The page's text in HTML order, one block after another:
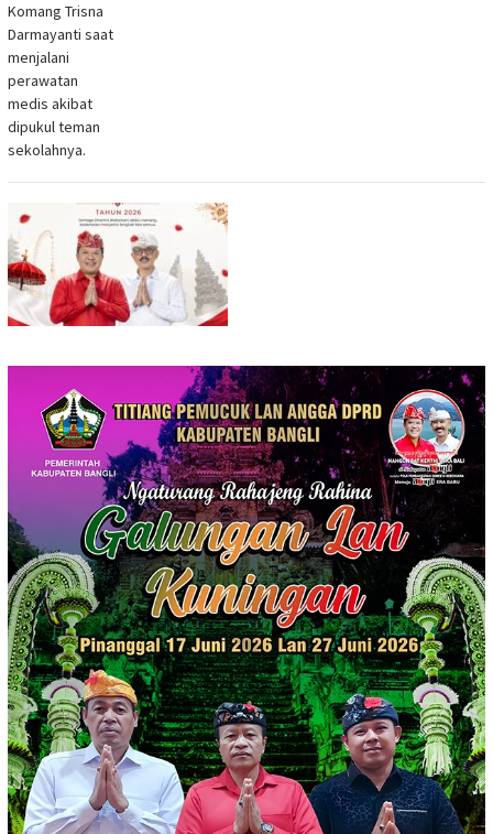
Komang Trisna
Darmayanti saat
menjalani
perawatan
medis akibat
dipukul teman
sekolahnya.